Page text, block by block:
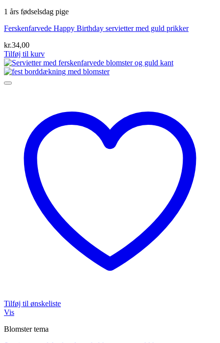
1 års fødselsdag pige
Ferskenfarvede Happy Birthday servietter med guld prikker
kr.34,00
Tilføj til kurv
Tilføj til ønskeliste
Vis
Blomster tema